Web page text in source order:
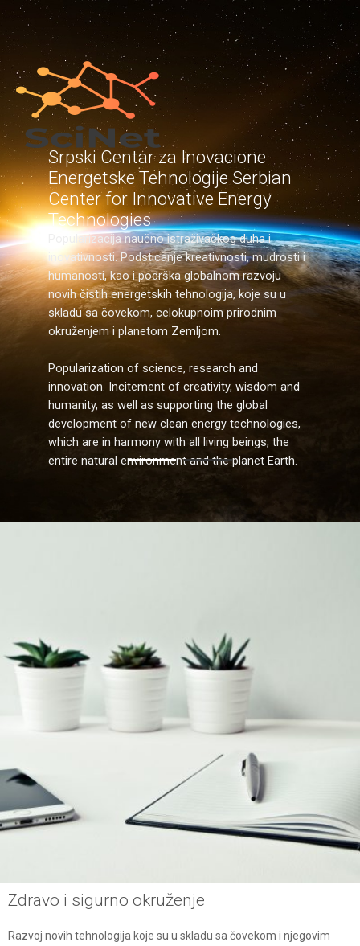
Srpski Centar za Inovacione
Energetske Tehnologije Serbian
Center for Innovative Energy
Technologies
Popularizacija naučno istraživačkog duha i
inovativnosti. Podsticanje kreativnosti, mudrosti i
humanosti, kao i podrška globalnom razvoju
novih čistih energetskih tehnologija, koje su u
skladu sa čovekom, celokupnoim prirodnim
okruženjem i planetom Zemljom.
Popularization of science, research and
innovation. Incitement of creativity, wisdom and
humanity, as well as supporting the global
development of new clean energy technologies,
which are in harmony with all living beings, the
entire natural environment and the planet Earth.
•
Zdravo i sigurno okruženje
Razvoj novih tehnologija koje su u skladu sa čovekom i njegovim